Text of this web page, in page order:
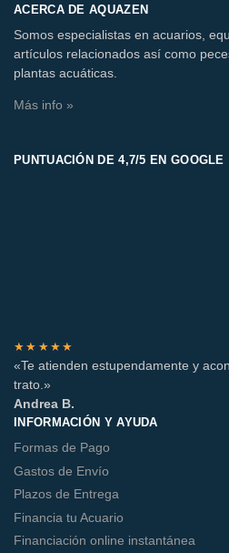
ACERCA DE AQUAZEN
Somos especialistas en acuarios,
artículos relacionados así como
plantas acuáticas.
Más info »
PUNTUACIÓN DE 4,7/5 EN GOOGLE
★★★★★
«Te atienden estupendamente y
trato.»
Andrea B.
INFORMACIÓN Y AYUDA
Formas de Pago
Gastos de Envío
Plazos de Entrega
Financia tu Acuario
Financiación online instantánea